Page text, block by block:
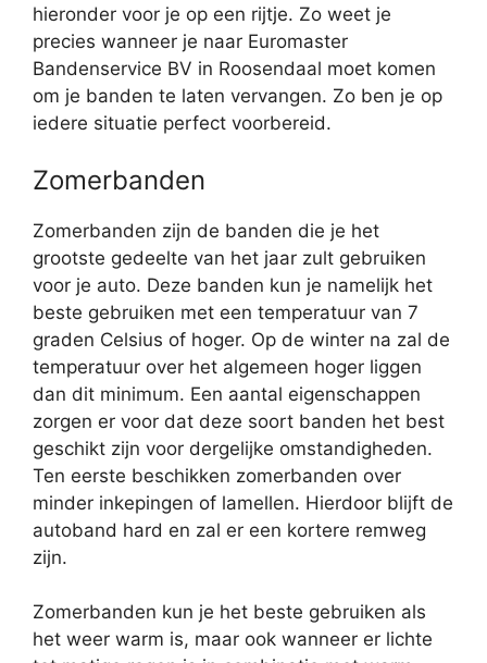
hieronder voor je op een rijtje. Zo weet je
precies wanneer je naar Euromaster
Bandenservice BV in Roosendaal moet komen
om je banden te laten vervangen. Zo ben je op
iedere situatie perfect voorbereid.
Zomerbanden
Zomerbanden zijn de banden die je het
grootste gedeelte van het jaar zult gebruiken
voor je auto. Deze banden kun je namelijk het
beste gebruiken met een temperatuur van 7
graden Celsius of hoger. Op de winter na zal de
temperatuur over het algemeen hoger liggen
dan dit minimum. Een aantal eigenschappen
zorgen er voor dat deze soort banden het best
geschikt zijn voor dergelijke omstandigheden.
Ten eerste beschikken zomerbanden over
minder inkepingen of lamellen. Hierdoor blijft de
autoband hard en zal er een kortere remweg
zijn.
Zomerbanden kun je het beste gebruiken als
het weer warm is, maar ook wanneer er lichte